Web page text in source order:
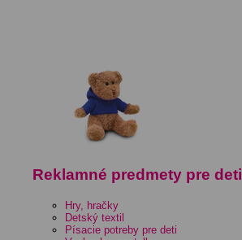
Reklamné predmety pre deti
Hry, hračky
Detský textil
Písacie potreby pre deti